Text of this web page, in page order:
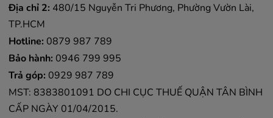
Địa chỉ 2: 480/15 Nguyễn Tri Phương, Phường Vườn Lài,
TP.HCM
Hotline: 0879 987 789
Bảo hành: 0946 799 995
Trả góp: 0929 987 789
MST: 8383801091 DO CHI CỤC THUẾ QUẬN TÂN BÌNH
CẤP NGÀY 01/04/2015.